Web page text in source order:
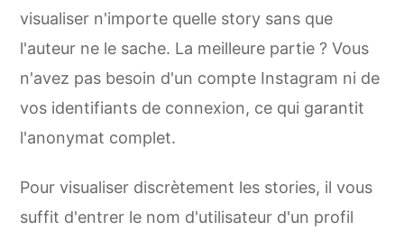
visualiser n'importe quelle story sans que
l'auteur ne le sache. La meilleure partie ? Vous
n'avez pas besoin d'un compte Instagram ni de
vos identifiants de connexion, ce qui garantit
l'anonymat complet.
Pour visualiser discrètement les stories, il vous
suffit d'entrer le nom d'utilisateur d'un profil